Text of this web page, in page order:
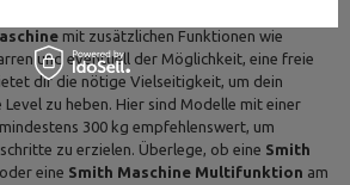
mit zusätzlichen Funktionen wie
und eventuell der Möglichkeit, eine freie
dir die nötige Vielseitigkeit, um dein
zu heben. Hier sind Modelle mit einer
300 kg empfehlenswert, um
zu erzielen. Überlege, ob eine Smith
oder eine Smith Maschine Multifunktion am